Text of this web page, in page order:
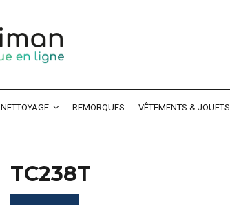
NETTOYAGE REMORQUES VÊTEMENTS & JOUETS
TC238T